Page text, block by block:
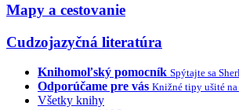
Mapy a cestovanie
Cudzojazyčná literatúra
Knihomoľský pomocník Spýtajte sa
Odporúčame pre vás Knižné tipy ušité
Všetky knihy